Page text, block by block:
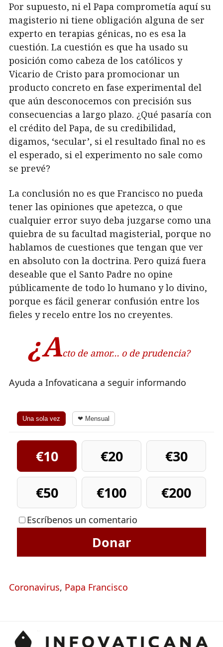
Por supuesto, ni el Papa comprometía aquí su
magisterio ni tiene obligación alguna de ser
experto en terapias génicas, no es esa la
cuestión. La cuestión es que ha usado su
posición como cabeza de los católicos y
Vicario de Cristo para promocionar un
producto concreto en fase experimental del
que aún desconocemos con precisión sus
consecuencias a largo plazo. ¿Qué pasaría con
el crédito del Papa, de su credibilidad,
digamos, ‘secular’, si el resultado final no es
el esperado, si el experimento no sale como
se prevé?
La conclusión no es que Francisco no pueda
tener las opiniones que apetezca, o que
cualquier error suyo deba juzgarse como una
quiebra de su facultad magisterial, porque no
hablamos de cuestiones que tengan que ver
en absoluto con la doctrina. Pero quizá fuera
deseable que el Santo Padre no opine
públicamente de todo lo humano y lo divino,
porque es fácil generar confusión entre los
fieles y recelo entre los no creyentes.
¿Acto de amor… o de prudencia?
Ayuda a Infovaticana a seguir informando
Una sola vez ❤ Mensual
€10 €20
€30
€50
€100 €200
Escríbenos un comentario
Donar
Coronavirus, Papa Francisco